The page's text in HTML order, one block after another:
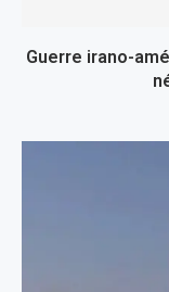
Guerre irano-